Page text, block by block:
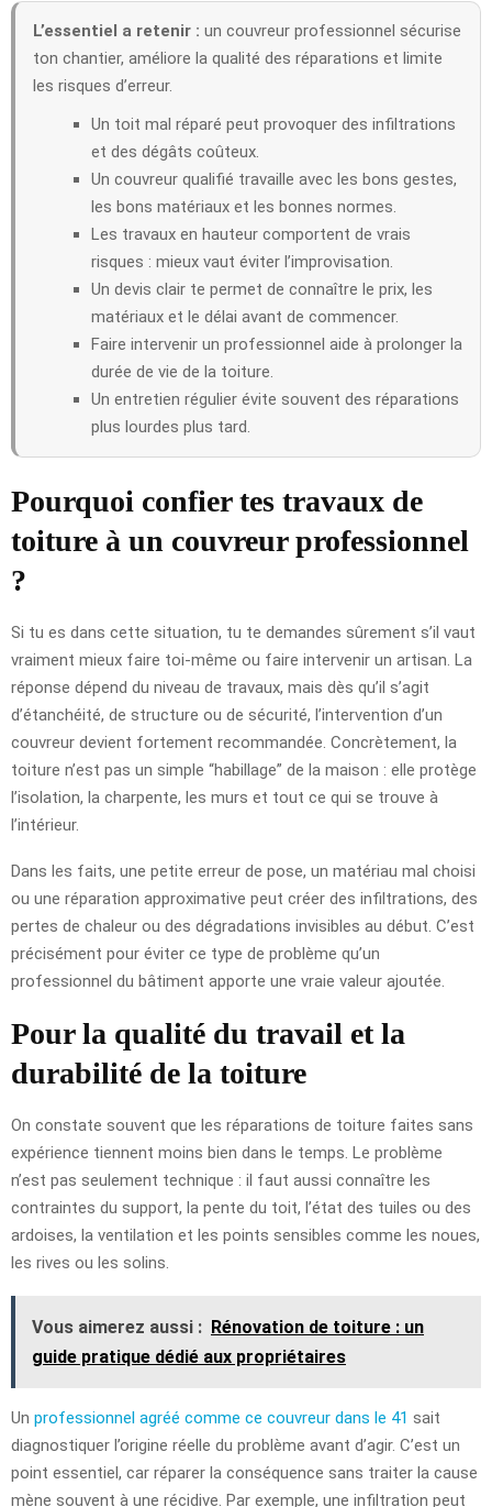
L’essentiel a retenir : un couvreur professionnel sécurise
ton chantier, améliore la qualité des réparations et limite
les risques d’erreur.
Un toit mal réparé peut provoquer des infiltrations
et des dégâts coûteux.
Un couvreur qualifié travaille avec les bons gestes,
les bons matériaux et les bonnes normes.
Les travaux en hauteur comportent de vrais
risques : mieux vaut éviter l’improvisation.
Un devis clair te permet de connaître le prix, les
matériaux et le délai avant de commencer.
Faire intervenir un professionnel aide à prolonger la
durée de vie de la toiture.
Un entretien régulier évite souvent des réparations
plus lourdes plus tard.
Pourquoi confier tes travaux de
toiture à un couvreur professionnel
?
Si tu es dans cette situation, tu te demandes sûrement s’il vaut
vraiment mieux faire toi-même ou faire intervenir un artisan. La
réponse dépend du niveau de travaux, mais dès qu’il s’agit
d’étanchéité, de structure ou de sécurité, l’intervention d’un
couvreur devient fortement recommandée. Concrètement, la
toiture n’est pas un simple “habillage” de la maison : elle protège
l’isolation, la charpente, les murs et tout ce qui se trouve à
l’intérieur.
Dans les faits, une petite erreur de pose, un matériau mal choisi
ou une réparation approximative peut créer des infiltrations, des
pertes de chaleur ou des dégradations invisibles au début. C’est
précisément pour éviter ce type de problème qu’un
professionnel du bâtiment apporte une vraie valeur ajoutée.
Pour la qualité du travail et la
durabilité de la toiture
On constate souvent que les réparations de toiture faites sans
expérience tiennent moins bien dans le temps. Le problème
n’est pas seulement technique : il faut aussi connaître les
contraintes du support, la pente du toit, l’état des tuiles ou des
ardoises, la ventilation et les points sensibles comme les noues,
les rives ou les solins.
Vous aimerez aussi : Rénovation de toiture : un
guide pratique dédié aux propriétaires
Un professionnel agréé comme ce couvreur dans le 41 sait
diagnostiquer l’origine réelle du problème avant d’agir. C’est un
point essentiel, car réparer la conséquence sans traiter la cause
mène souvent à une récidive. Par exemple, une infiltration peut